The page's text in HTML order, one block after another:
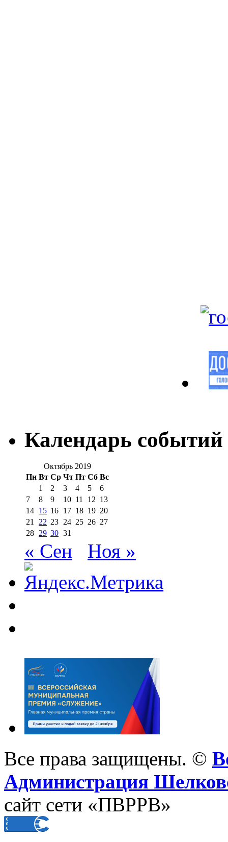
Календарь событий
Октябрь 2019
Пн Вт Ср Чт Пт Сб Вс
1
2 3 4 5
6
7
8 9 10 11 12 13
14 15 16 17 18 19 20
21 22 23 24 25 26 27
28 29 30 31
« Сен Ноя »
Все права защищены. ©
Администрация
сайт сети «ПВРРВ»